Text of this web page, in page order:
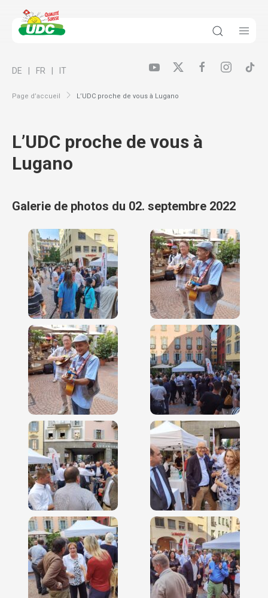
Page d’accueil L’UDC proche de vous à Lugano
DE FR IT
L’UDC proche de vous à
Lugano
Galerie de photos du 02. septembre 2022